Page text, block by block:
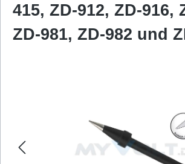
415, ZD-912, ZD-916,
ZD-981, ZD-982 und